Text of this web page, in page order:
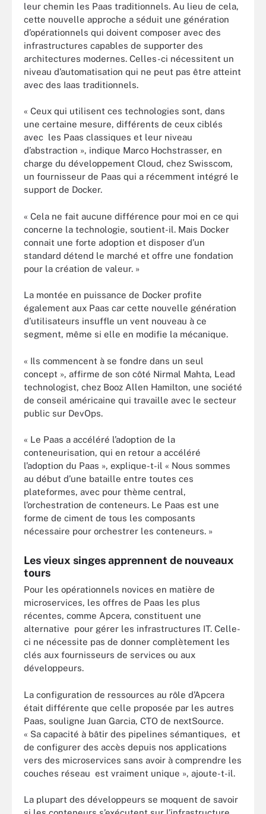
leur chemin les Paas traditionnels. Au lieu de cela,
cette nouvelle approche a séduit une génération
d’opérationnels qui doivent composer avec des
infrastructures capables de supporter des
architectures modernes. Celles-ci nécessitent un
niveau d’automatisation qui ne peut pas être atteint
avec des Iaas traditionnels.
« Ceux qui utilisent ces technologies sont, dans
une certaine mesure, différents de ceux ciblés
avec les Paas classiques et leur niveau
d’abstraction », indique Marco Hochstrasser, en
charge du développement Cloud, chez Swisscom,
un fournisseur de Paas qui a récemment intégré le
support de Docker.
« Cela ne fait aucune différence pour moi en ce qui
concerne la technologie, soutient-il. Mais Docker
connait une forte adoption et disposer d’un
standard détend le marché et offre une fondation
pour la création de valeur. »
La montée en puissance de Docker profite
également aux Paas car cette nouvelle génération
d’utilisateurs insuffle un vent nouveau à ce
segment, même si elle en modifie la mécanique.
« Ils commencent à se fondre dans un seul
concept », affirme de son côté Nirmal Mahta, Lead
technologist, chez Booz Allen Hamilton, une société
de conseil américaine qui travaille avec le secteur
public sur DevOps.
« Le Paas a accéléré l’adoption de la
conteneurisation, qui en retour a accéléré
l’adoption du Paas », explique-t-il « Nous sommes
au début d’une bataille entre toutes ces
plateformes, avec pour thème central,
l’orchestration de conteneurs. Le Paas est une
forme de ciment de tous les composants
nécessaire pour orchestrer les conteneurs. »
Les vieux singes apprennent de nouveaux
tours
Pour les opérationnels novices en matière de
microservices, les offres de Paas les plus
récentes, comme Apcera, constituent une
alternative pour gérer les infrastructures IT. Celle-
ci ne nécessite pas de donner complètement les
clés aux fournisseurs de services ou aux
développeurs.
La configuration de ressources au rôle d’Apcera
était différente que celle proposée par les autres
Paas, souligne Juan Garcia, CTO de nextSource.
« Sa capacité à bâtir des pipelines sémantiques, et
de configurer des accès depuis nos applications
vers des microservices sans avoir à comprendre les
couches réseau est vraiment unique », ajoute-t-il.
La plupart des développeurs se moquent de savoir